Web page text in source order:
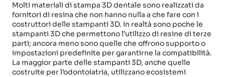
Molti materiali di stampa 3D dentale sono realizzati da
fornitori di resina che non hanno nulla a che fare con i
costruttori delle stampanti 3D. In realtà sono poche le
stampanti 3D che permettono l’utilizzo di resine di terze
parti; ancora meno sono quelle che offrono supporto o
impostazioni predefinite per garantirne la compatibilità.
La maggior parte delle stampanti 3D, anche quelle
costruite per l’odontoiatria, utilizzano ecosistemi